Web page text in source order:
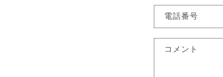
い
合
わ
せ
電話番号
コメント